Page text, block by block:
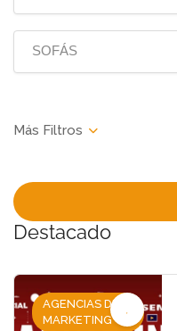
SOFÁS
Destacado
AGENCIAS DE
MARKETING